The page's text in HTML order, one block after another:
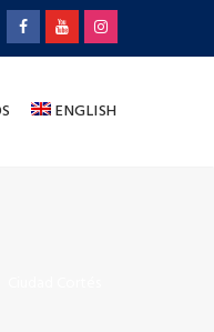
ENGLISH